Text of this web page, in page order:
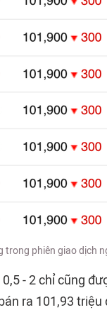
trong phiên giao dịch
- 2 chỉ cũng
ra 101,93